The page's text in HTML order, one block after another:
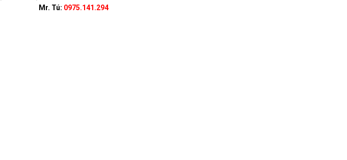
Mr. Tú: 0975.141.294